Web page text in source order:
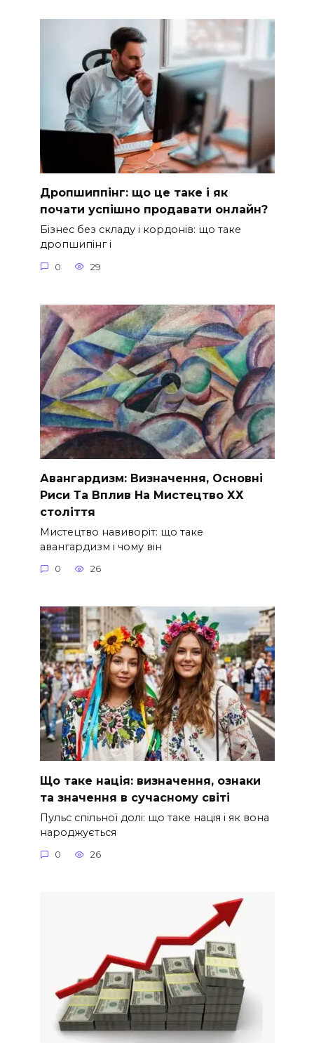
Дропшиппінг: що це таке і як
почати успішно продавати онлайн?
Бізнес без складу і кордонів: що таке
дропшипінг і
0 29
Авангардизм: Визначення, Основні
Риси Та Вплив На Мистецтво ХХ
століття
Мистецтво навиворіт: що таке
авангардизм і чому він
0 26
Що таке нація: визначення, ознаки
та значення в сучасному світі
Пульс спільної долі: що таке нація і як вона
народжується
0 26